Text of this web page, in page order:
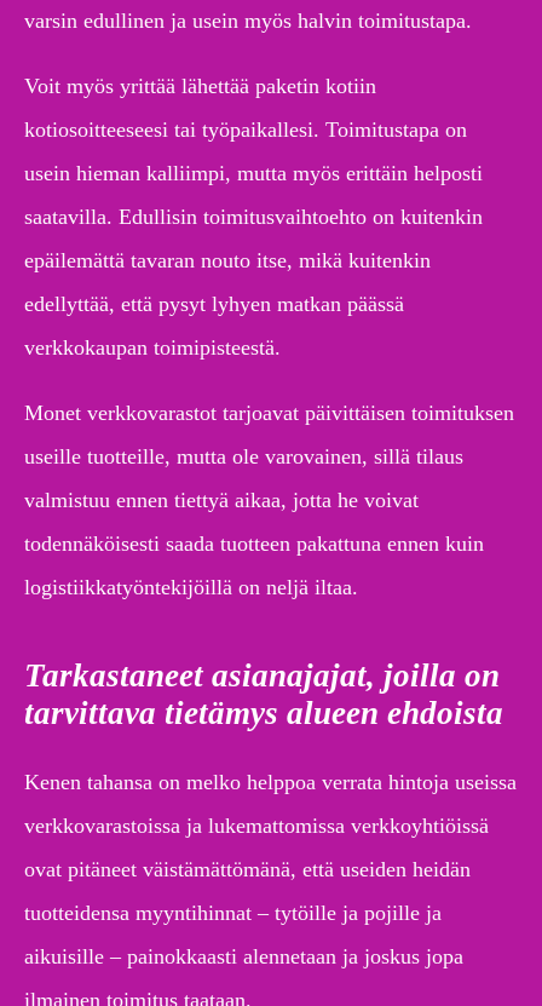
varsin edullinen ja usein myös halvin toimitustapa.
Voit myös yrittää lähettää paketin kotiin
kotiosoitteeseesi tai työpaikallesi. Toimitustapa on
usein hieman kalliimpi, mutta myös erittäin helposti
saatavilla. Edullisin toimitusvaihtoehto on kuitenkin
epäilemättä tavaran nouto itse, mikä kuitenkin
edellyttää, että pysyt lyhyen matkan päässä
verkkokaupan toimipisteestä.
Monet verkkovarastot tarjoavat päivittäisen toimituksen
useille tuotteille, mutta ole varovainen, sillä tilaus
valmistuu ennen tiettyä aikaa, jotta he voivat
todennäköisesti saada tuotteen pakattuna ennen kuin
logistiikkatyöntekijöillä on neljä iltaa.
Tarkastaneet asianajajat, joilla on
tarvittava tietämys alueen ehdoista
Kenen tahansa on melko helppoa verrata hintoja useissa
verkkovarastoissa ja lukemattomissa verkkoyhtiöissä
ovat pitäneet väistämättömänä, että useiden heidän
tuotteidensa myyntihinnat – tytöille ja pojille ja
aikuisille – painokkaasti alennetaan ja joskus jopa
ilmainen toimitus taataan.